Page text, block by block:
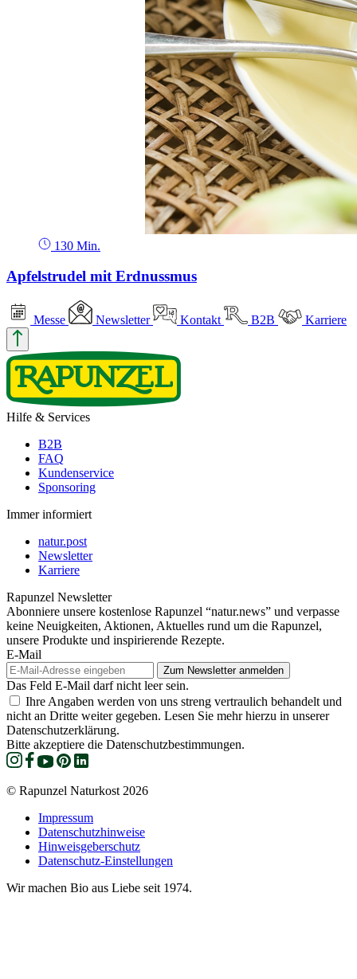
130 Min.
Apfelstrudel mit Erdnussmus
Messe Newsletter Kontakt B2B Karriere
Hilfe & Services
B2B
FAQ
Kundenservice
Sponsoring
Immer informiert
natur.post
Newsletter
Karriere
Rapunzel Newsletter
Abonniere unsere kostenlose Rapunzel “natur.news” und verpasse
keine Neuigkeiten, Aktionen, Aktuelles rund um die Rapunzel,
unsere Produkte und inspirierende Rezepte.
E-Mail
Das Feld E-Mail darf nicht leer sein.
Ihre Angaben werden von uns streng vertraulich behandelt und
nicht an Dritte weiter gegeben. Lesen Sie mehr hierzu in unserer
Datenschutzerklärung.
Bitte akzeptiere die Datenschutzbestimmungen.
© Rapunzel Naturkost 2026
Impressum
Datenschutzhinweise
Hinweisgeberschutz
Datenschutz-Einstellungen
Wir machen Bio aus Liebe seit 1974.